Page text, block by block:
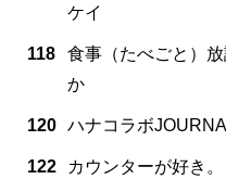
ケイ
118
食事（たべごと）
か
120 ハナコラボ
122 カウンターが好き